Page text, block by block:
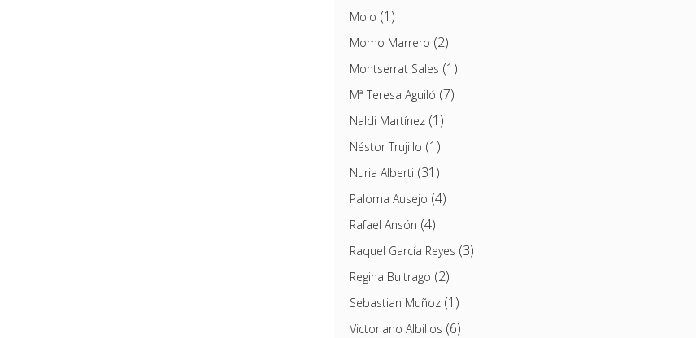
Moio (1)
Momo Marrero (2)
Montserrat Sales (1)
Mª Teresa Aguiló (7)
Naldi Martínez(1)
Néstor Trujillo (1)
Nuria Alberti (31)
Paloma Ausejo (4)
Rafael Ansón (4)
Raquel García Reyes (3)
Regina Buitrago (2)
Sebastian Muñoz(1)
Victoriano Albillos (6)